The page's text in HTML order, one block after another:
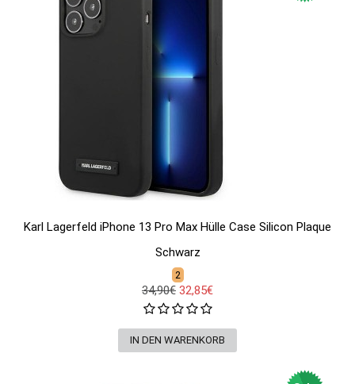
Karl Lagerfeld iPhone 13 Pro Max Hülle Case Silicon Plaque
Schwarz
2
34,90€ 32,85€